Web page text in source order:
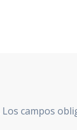
Los campos